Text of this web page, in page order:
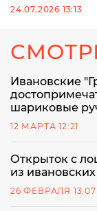
24.07.2026 13:13
Ивановские
шариковые
12 МАРТА 12:21
Открыток с
из
26 ФЕВРАЛЯ 13:07